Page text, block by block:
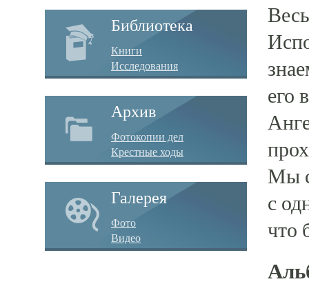
Библиотека
Книги
Исследования
Архив
Фотокопии дел
Крестные ходы
Галерея
Фото
Видео
его
Мы
с
что